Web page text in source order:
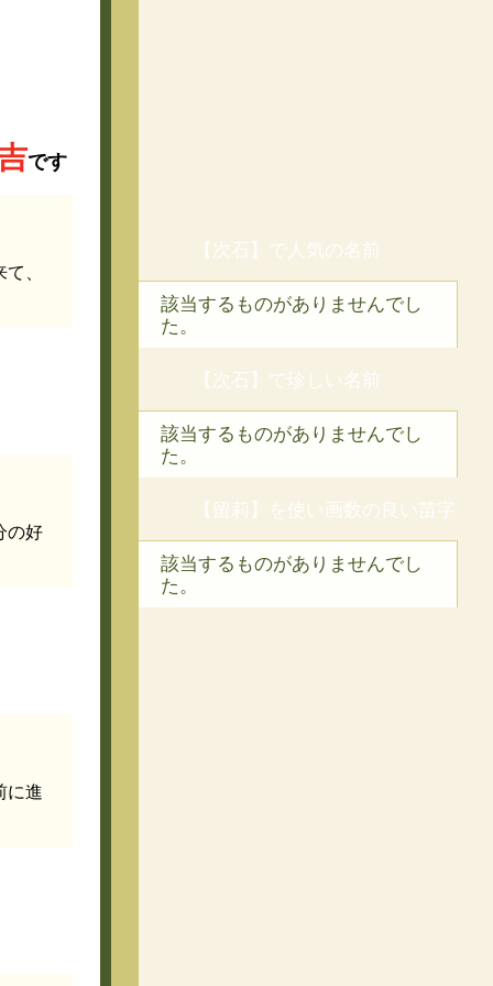
です
、
の好
に進
【次石】で人気の名前
該当するものがありませんでし
た。
【次石】で珍しい名前
該当するものがありませんでし
た。
【留莉】を使い画数の良い苗字
該当するものがありませんでし
た。